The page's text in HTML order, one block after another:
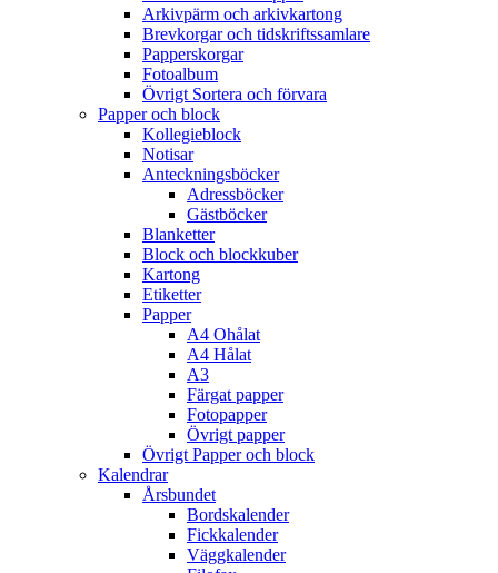
Arkivpärm och arkivkartong
Brevkorgar och tidskriftssamlare
Papperskorgar
Fotoalbum
Övrigt Sortera och förvara
Papper och block
Kollegieblock
Notisar
Anteckningsböcker
Adressböcker
Gästböcker
Blanketter
Block och blockkuber
Kartong
Etiketter
Papper
A4 Ohålat
A4 Hålat
A3
Färgat papper
Fotopapper
Övrigt papper
Övrigt Papper och block
Kalendrar
Årsbundet
Bordskalender
Fickkalender
Väggkalender